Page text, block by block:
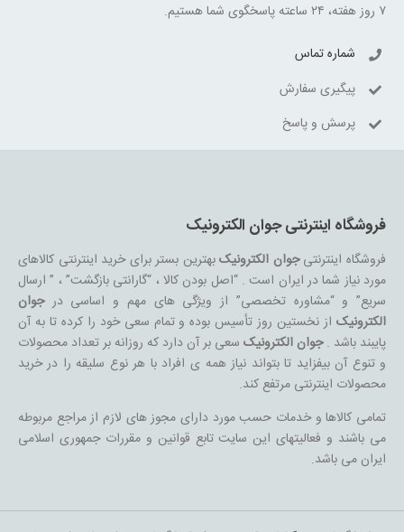
۷ روز هفته، ۲۴ ساعته پاسخگوی شما هستیم.
شماره تماس
پیگیری سفارش
پرسش و پاسخ
فروشگاه اینترنتی جوان الکترونیک
فروشگاه اینترنتیجوان الکترونیکبهترین بستر برای خرید اینترنتی کالاهای
مورد نیاز شما در ایران است . “اصل بودن کالا ، “گارانتی بازگشت” ، ” ارسال
سریع” و “مشاوره تخصصی” از ویژگی های مهم و اساسی درجوان
الکترونیکاز نخستین روز تأسیس بوده و تمام سعی خود را کرده تا به آن
پایبند باشد .جوان الکترونیکسعی بر آن دارد که روزانه بر تعداد محصولات
و تنوع آن بیفزاید تا بتواند نیاز همه ی افراد با هر نوع سلیقه را در خرید
محصولات اینترنتی مرتفع کند.
تمامی کالاها و خدمات حسب مورد دارای مجوز های لازم از مراجع مربوطه
می باشند و فعالیتهای این سایت تابع قوانین و مقررات جمهوری اسلامی
ایران می باشد.